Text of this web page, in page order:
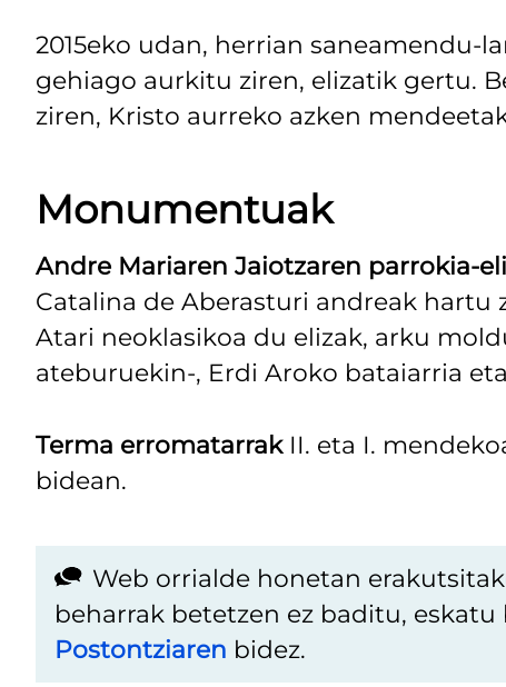
2015eko udan, herrian saneamendu-
gehiago aurkitu ziren, elizatik gertu.
ziren, Kristo aurreko azken
Monumentuak
Andre Mariaren Jaiotzaren parrokia-
Catalina de Aberasturi andreak hartu
Atari neoklasikoa du elizak, arku
ateburuekin-, Erdi Aroko bataiarria
Terma erromatarrak II. eta I.
bidean.
Web orrialde honetan
beharrak betetzen ez baditu,
Postontziaren bidez.